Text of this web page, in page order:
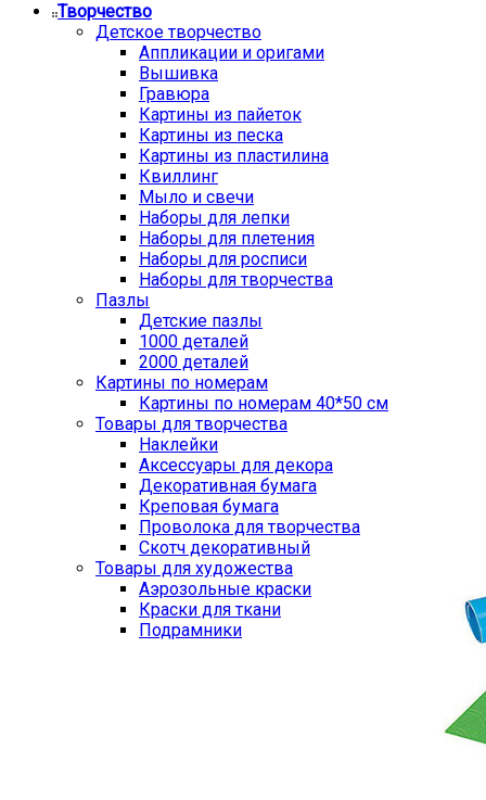
Творчество
Детское творчество
Аппликации и оригами
Вышивка
Гравюра
Картины из пайеток
Картины из песка
Картины из пластилина
Квиллинг
Мыло и свечи
Наборы для лепки
Наборы для плетения
Наборы для росписи
Наборы для творчества
Пазлы
Детские пазлы
1000 деталей
2000 деталей
Картины по номерам
Картины по номерам 40*50 см
Товары для творчества
Наклейки
Аксессуары для декора
Декоративная бумага
Креповая бумага
Проволока для творчества
Скотч декоративный
Товары для художества
Аэрозольные краски
Краски для ткани
Подрамники